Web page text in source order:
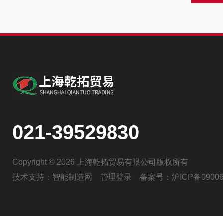
021-39529830
Copyright © 2026 上海乾拓贸易有限公司版权所有
技术支持： 智能制造网 管理登录 备案号： 沪ICP备